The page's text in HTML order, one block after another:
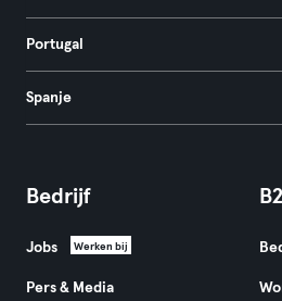
Portugal
Spanje
Bedrijf
Jobs Werken bij
Pers & Media